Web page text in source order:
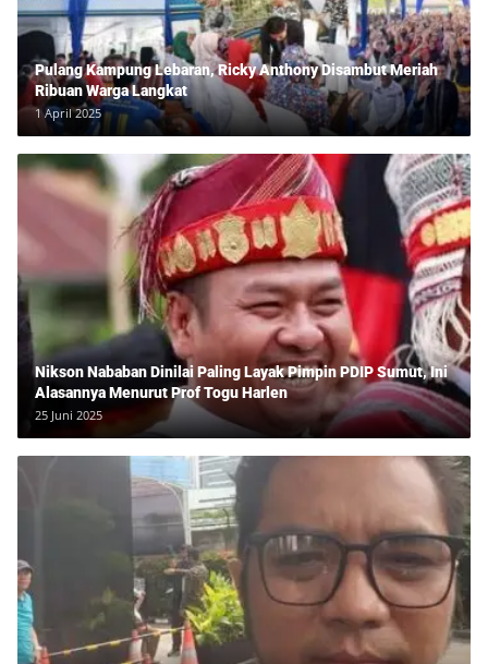
Pulang Kampung Lebaran, Ricky Anthony Disambut Meriah
Ribuan Warga Langkat
1 April 2025
Nikson Nababan Dinilai Paling Layak Pimpin PDIP Sumut, Ini
Alasannya Menurut Prof Togu Harlen
25 Juni 2025